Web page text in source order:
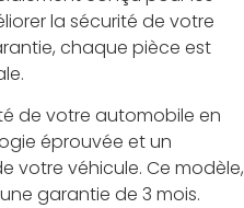
la sécurité de votre
chaque pièce est
de votre automobile en
éprouvée et un
votre véhicule. Ce modèle,
garantie de 3 mois.